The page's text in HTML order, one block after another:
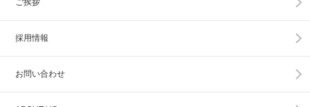
採用情報
お問い合わせ